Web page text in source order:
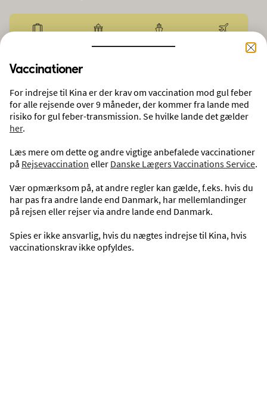
FRA
REJSEMÅL
Hongkong, Kina
DATO
05-09-2026 08-09-2026
REJSENDE/FLYKLASSE
2 voksne, Economy
SØG
Oplev vores rejsemål
Vaccinationer
For indrejse til Kina er der krav om vaccination mod gul feber
for alle rejsende over 9 måneder, der kommer fra lande med
risiko for gul feber-transmission. Se hvilke lande det gælder
her.
Læs mere om dette og andre vigtige anbefalede vaccinationer
på Rejsevaccination eller Danske Lægers Vaccinations Service.
Vær opmærksom på, at andre regler kan gælde, f.eks. hvis du
har pas fra andre lande end Danmark, har mellemlandinger
på rejsen eller rejser via andre lande end Danmark.
Spies er ikke ansvarlig, hvis du nægtes indrejse til Kina, hvis
vaccinationskrav ikke opfyldes.